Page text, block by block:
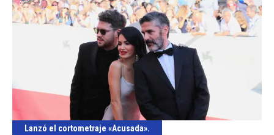
Lanzó el cortometraje «Acusada».